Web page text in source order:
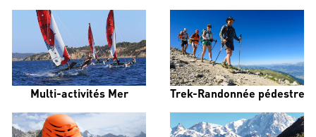
Multi-activités Mer Trek-Randonnée pédestre